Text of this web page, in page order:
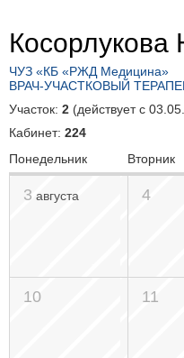
Косорлукова
ЧУЗ «КБ «РЖД Медицина»
ВРАЧ-УЧАСТКОВЫЙ
Участок: 2 (действует c
Кабинет: 224
Понедельник
Вторник
3 августа 4
10 11